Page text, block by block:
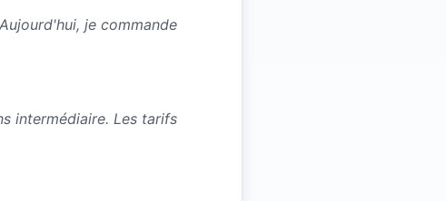
je commande
intermédiaire. Les tarifs